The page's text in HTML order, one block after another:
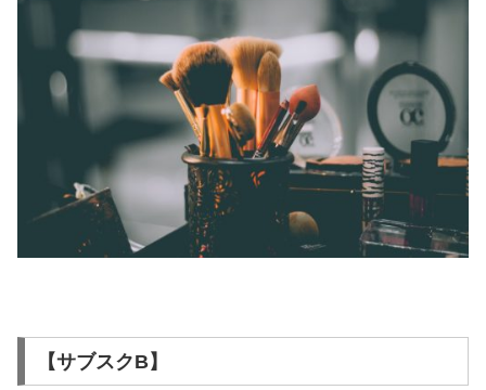
【サブスクB】